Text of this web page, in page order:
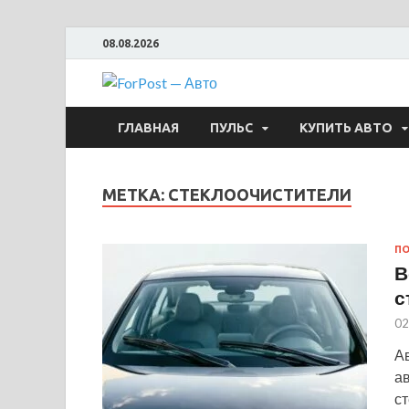
08.08.2026
ForPost —
ГЛАВНАЯ ПУЛЬС КУПИТЬ АВТО
МЕТКА: СТЕКЛООЧИСТИТЕЛИ